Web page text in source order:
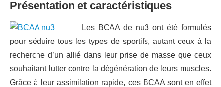
Présentation et caractéristiques
Les BCAA de nu3 ont été formulés
pour séduire tous les types de sportifs, autant ceux à la
recherche d’un allié dans leur prise de masse que ceux
souhaitant lutter contre la dégénération de leurs muscles.
Grâce à leur assimilation rapide, ces BCAA sont en effet